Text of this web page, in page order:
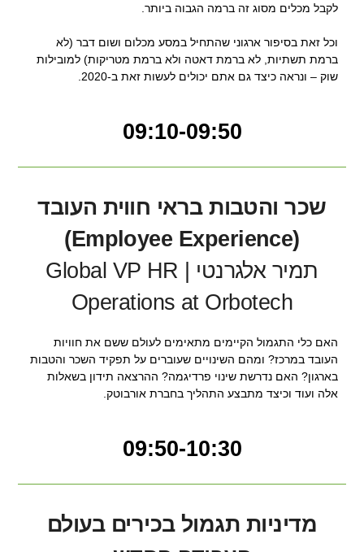
לקבל מכלים מסוג זה ברמה הגבוה ביותר.
וכל זאת בסיפור ארגוני שהתחיל במסע מכלום ושום דבר (לא
ברמת תשתיות, לא ברמת דאטה ולא ברמת מטריקות) למובילות
שוק – ונראה כיצד גם אתם יכולים לעשות זאת ב-2020.
09:10-09:50
שכר והטבות בראי חווית העובד
(Employee Experience)
תמיר אלגרנטי | Global VP HR
Operations at Orbotech
האם כלי התגמול הקיימים מתאימים לעולם ששם את חוויות
העובד במרכז? ומהם השינויים שעוברים על תפקיד השכר והטבות
בארגון? האם נדרשת שינוי פרדיגמה? ההרצאה תידון בשאלות
אלה ועוד וכיצד מתבצע התהליך בחברת אורבוטק.
09:50-10:30
מדיניות תגמול בכירים בעולם